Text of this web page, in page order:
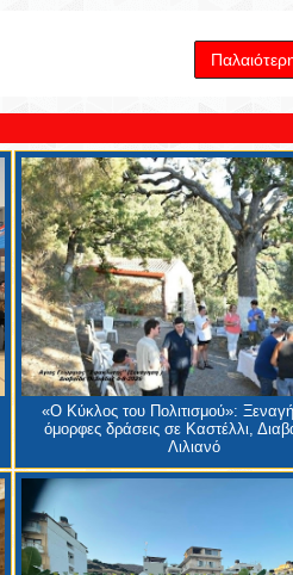
«Ο Κύκλος του Πολιτισμού»:
όμορφες δράσεις σε Καστέλλι,
Λιλιανό